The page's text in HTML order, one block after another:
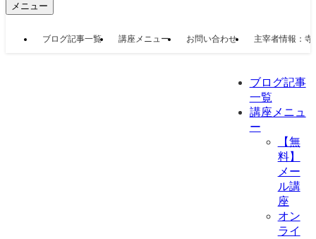
メニュー
ブログ記事一覧 講座メニュー お問い合わせ 主宰者情報：寺
ブログ記事
一覧
講座メニュ
ー
【無
料】
メー
ル講
座
オン
ライ